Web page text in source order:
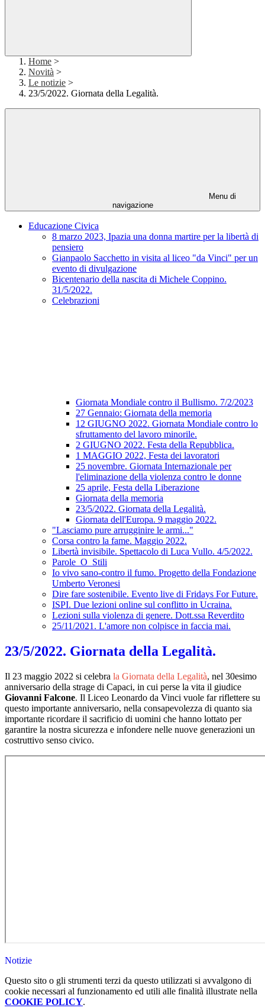
Home >
Novità >
Le notizie >
23/5/2022. Giornata della Legalità.
Menu di
navigazione
Educazione Civica
8 marzo 2023, Ipazia una donna martire per la libertà di
pensiero
Gianpaolo Sacchetto in visita al liceo "da Vinci" per un
evento di divulgazione
Bicentenario della nascita di Michele Coppino.
31/5/2022.
Celebrazioni
Giornata Mondiale contro il Bullismo. 7/2/2023
27 Gennaio: Giornata della memoria
12 GIUGNO 2022. Giornata Mondiale contro lo
sfruttamento del lavoro minorile.
2 GIUGNO 2022. Festa della Repubblica.
1 MAGGIO 2022, Festa dei lavoratori
25 novembre. Giornata Internazionale per
l'eliminazione della violenza contro le donne
25 aprile, Festa della Liberazione
Giornata della memoria
23/5/2022. Giornata della Legalità.
Giornata dell'Europa. 9 maggio 2022.
"Lasciamo pure arrugginire le armi..."
Corsa contro la fame. Maggio 2022.
Libertà invisibile. Spettacolo di Luca Vullo. 4/5/2022.
Parole_O_Stili
Io vivo sano-contro il fumo. Progetto della Fondazione
Umberto Veronesi
Dire fare sostenibile. Evento live di Fridays For Future.
ISPI. Due lezioni online sul conflitto in Ucraina.
Lezioni sulla violenza di genere. Dott.ssa Reverdito
25/11/2021. L'amore non colpisce in faccia mai.
23/5/2022. Giornata della Legalità.
Il 23 maggio 2022 si celebra la Giornata della Legalità, nel 30esimo
anniversario della strage di Capaci, in cui perse la vita il giudice
Giovanni Falcone. Il Liceo Leonardo da Vinci vuole far riflettere su
questo importante anniversario, nella consapevolezza di quanto sia
importante ricordare il sacrificio di uomini che hanno lottato per
garantire la nostra sicurezza e infondere nelle nuove generazioni un
costruttivo senso civico.
Notizie
Questo sito o gli strumenti terzi da questo utilizzati si avvalgono di
cookie necessari al funzionamento ed utili alle finalità illustrate nella
COOKIE POLICY.